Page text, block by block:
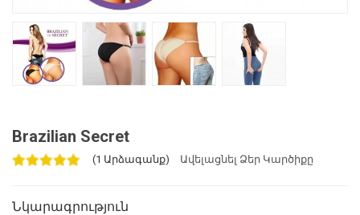
Brazilian Secret
(1 Արձագանք) Ավելացնել Ձեր Կարծիքը
Նկարագրություն